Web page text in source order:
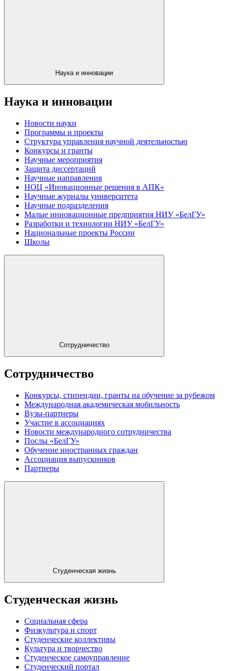
Наука и инновации
Наука и инновации
Новости науки
Программы и проекты
Структура управления научной деятельностью
Конкурсы и гранты
Научные мероприятия
Защита диссертаций
Научные направления
НОЦ «Иновационные решения в АПК»
Научные журналы университета
Научные подразделения
Малые инновационные предприятия НИУ «БелГУ»
Разработки и технологии НИУ «БелГУ»
Национальные проекты России
Школы
Сотрудничество
Сотрудничество
Конкурсы, стипендии, гранты на обучение за рубежом
Международная академическая мобильность
Вузы-партнеры
Участие в ассоциациях
Новости международного сотрудничества
Послы «БелГУ»
Обучение иностранных граждан
Ассоциация выпускников
Партнеры
Студенческая жизнь
Студенческая жизнь
Социальная сфера
Физкультура и спорт
Студенческие коллективы
Культура и творчество
Студенческое самоуправление
Студенческий портал